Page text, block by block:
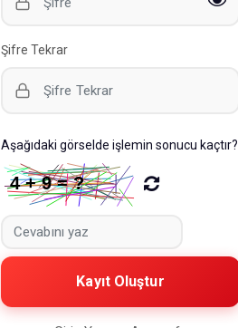
Şifre Tekrar
Aşağıdaki görselde işlemin sonucu kaçtır?
Kayıt Oluştur